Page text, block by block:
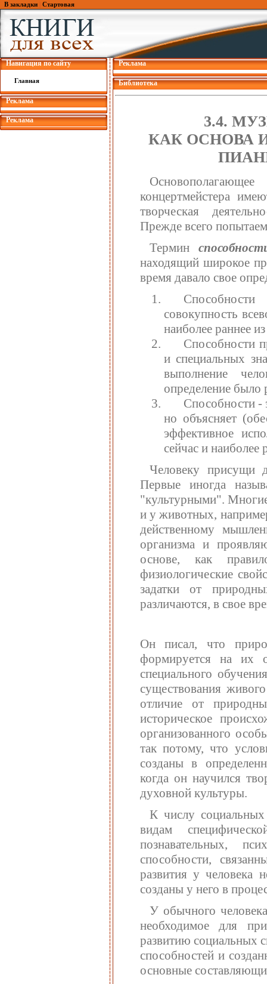
В закладки Стартовая
Навигация по сайту
Главная
Реклама
Реклама
Реклама
Библиотека
3.4.
КАК ОСНОВА
концертмейстера
творческая
Прежде всего
Термин
находящий широкое
время давало свое
совокупность
наиболее раннее
Способности
и специальных
выполнение
определение
Способности -
но объясняет
эффективное
сейчас и наиболее
Человеку присущи
Первые иногда
"культурными".
и у животных,
действенному
организма и
основе, как
физиологические
задатки от
различаются, в свое
Он писал, что
формируется на их
специального
существования
отличие от
историческое
организованного
так потому, что
созданы в
когда он научился
духовной культуры.
К числу
видам
познавательных,
способности,
развития у человека
созданы у него в
У обычного
необходимое для
развитию социальных
способностей и
основные